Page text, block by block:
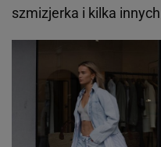
szmizjerka i kilka